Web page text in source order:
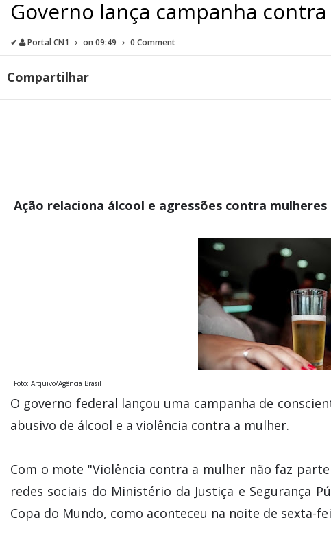
Governo lança campanha
✔ Portal CN1 on 09:49 0 Comment
Compartilhar
Ação relaciona álcool e agressões contra mulheres
Foto: Arquivo/Agência Brasil
O governo federal lançou uma campanha de
abusivo de álcool e a violência contra a mulher.
Com o mote "Violência contra a mulher não faz
redes sociais do Ministério da Justiça e Segurança
Copa do Mundo, como aconteceu na noite de sexta-